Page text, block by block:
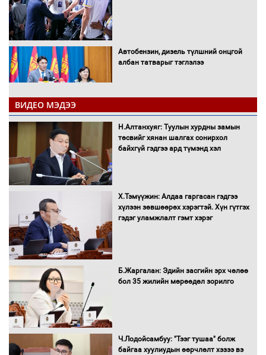
Автобензин, дизель түлшний онцгой
албан татварыг тэглэлээ
Санхүүгийн хэмнэлтийн горимд эрүүл
мэндийн салбар хамаарахгүй
Нөөцийн махны худалдаа,
борлуулалтыг нээлттэй ил тод
болгоно
төлөвлөгөө”-гөө танилцуулна
худалдан авах журмыг баталлаа
ВИДЕО МЭДЭЭ
Н.Алтанхуяг: Туулын хурдны замын
төсвийг хянан шалгах сонирхол
байхгүй гэдгээ ард түмэнд хэл
Х.Тэмүүжин: Алдаа гаргасан гэдгээ
хүлээн зөвшөөрөх хэрэгтэй. Хүн гүтгэх
гэдэг уламжлалт гэмт хэрэг
Б.Жаргалан: Эдийн засгийн эрх чөлөө
бол 35 жилийн мөрөөдөл зорилго
Ч.Лодойсамбуу: "Тээг тушаа" болж
байгаа хуулиудын өөрчлөлт хэзээ вэ